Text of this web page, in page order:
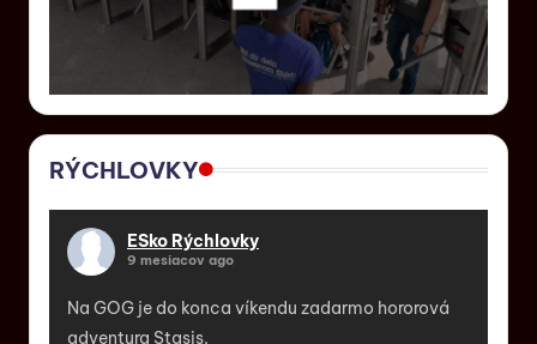
RÝCHLOVKY
ESko Rýchlovky
9 mesiacov ago
Na GOG je do konca víkendu zadarmo hororová
adventura Stasis.